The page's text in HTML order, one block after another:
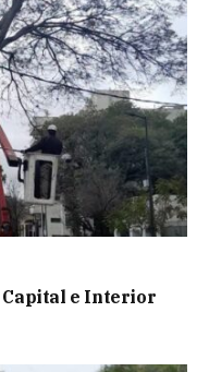
Capital e Interior